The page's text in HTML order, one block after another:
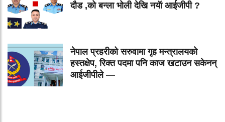
दौड ,को बन्ला भोली देखि नयॅा आईजीपी ?
नेपाल प्रहरीको सरुवामा गृह मन्त्रालयको
हस्तक्षेप, रिक्त पदमा पनि काज खटाउन सकेनन्
आईजीपीले —